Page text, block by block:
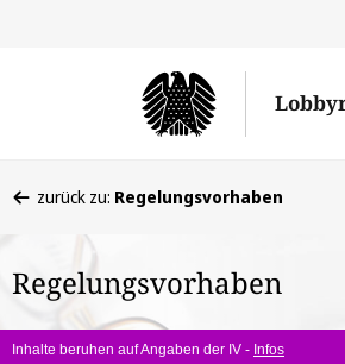
befinden
hier:
zurück zu: Regelungsvorhaben
Regelungsvorhaben
Inhalte beruhen auf Angaben der IV - Infos